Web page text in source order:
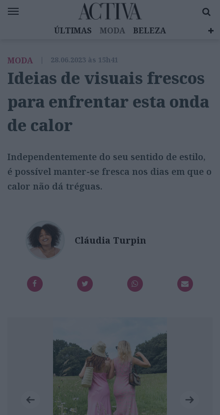
ÚLTIMAS MODA
BELEZA
EMOÇÕES
MULHERES INSPIRADORAS
DIZ QUEM SABE
ACTIVA BRAND STUDIO
MODA | 28.06.2023 às 15h41
Ideias de visuais frescos
para enfrentar esta onda
de calor
Independentemente do seu sentido de estilo,
é possível manter-se fresca nos dias em que o
calor não dá tréguas.
Cláudia Turpin